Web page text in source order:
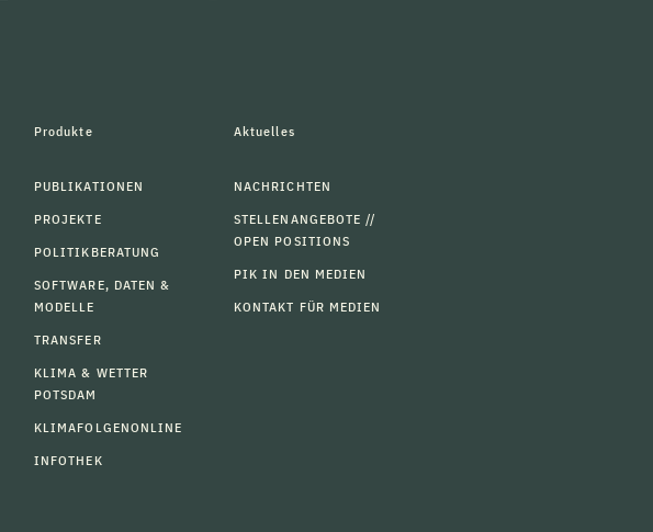
Produkte
PUBLIKATIONEN
PROJEKTE
POLITIKBERATUNG
SOFTWARE, DATEN &
MODELLE
TRANSFER
KLIMA & WETTER
POTSDAM
KLIMAFOLGENONLINE
INFOTHEK
Aktuelles
NACHRICHTEN
STELLENANGEBOTE //
OPEN POSITIONS
PIK IN DEN MEDIEN
KONTAKT FÜR MEDIEN